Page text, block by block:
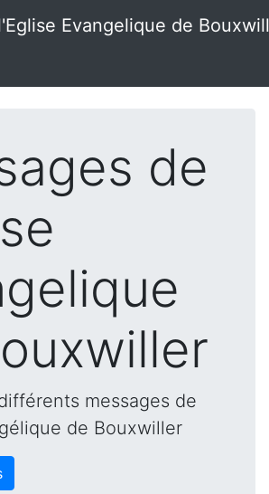
Evangelique de
de
messages de
de Bouxwiller